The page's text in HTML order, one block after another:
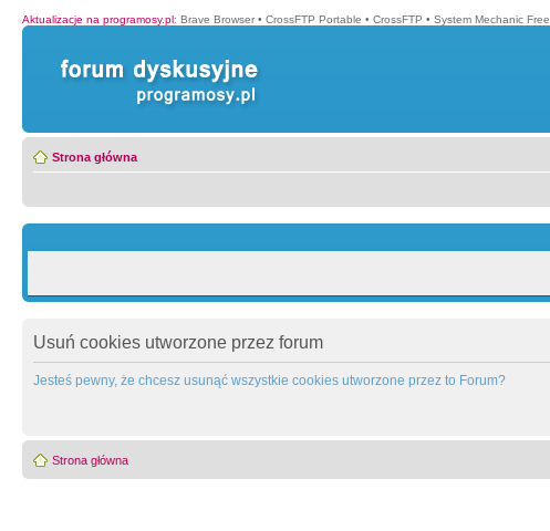
Aktualizacje na programosy.pl: Brave Browser • CrossFTP Portable • CrossFTP • System Mechanic Free
Strona główna
Usuń cookies utworzone przez forum
Jesteś pewny, że chcesz usunąć wszystkie cookies utworzone przez to Forum?
Strona główna